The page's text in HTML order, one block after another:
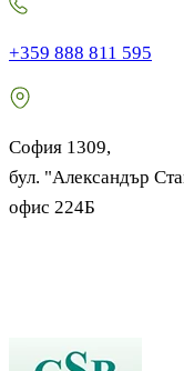
+359 888 811 595
София 1309,
бул. "Александър
офис 224Б